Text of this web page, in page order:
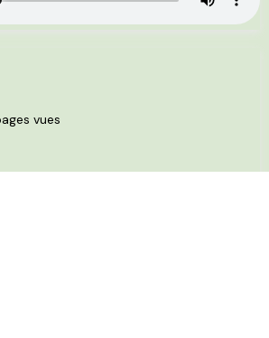
vues